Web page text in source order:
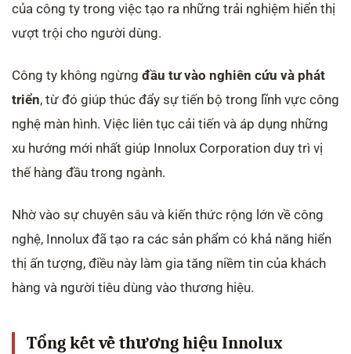
của công ty trong việc tạo ra những trải nghiệm hiển thị
vượt trội cho người dùng.
Công ty không ngừng đầu tư vào nghiên cứu và phát
triển, từ đó giúp thúc đẩy sự tiến bộ trong lĩnh vực công
nghệ màn hình. Việc liên tục cải tiến và áp dụng những
xu hướng mới nhất giúp Innolux Corporation duy trì vị
thế hàng đầu trong ngành.
Nhờ vào sự chuyên sâu và kiến thức rộng lớn về công
nghệ, Innolux đã tạo ra các sản phẩm có khả năng hiển
thị ấn tượng, điều này làm gia tăng niềm tin của khách
hàng và người tiêu dùng vào thương hiệu.
Tổng kết về thương hiệu Innolux